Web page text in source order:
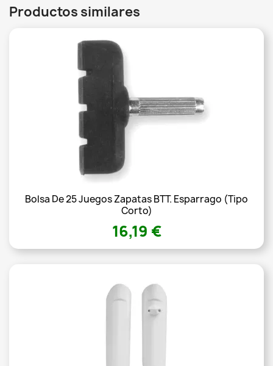
Productos similares
Bolsa De 25 Juegos Zapatas BTT. Esparrago (tipo
Corto)
16,19 €